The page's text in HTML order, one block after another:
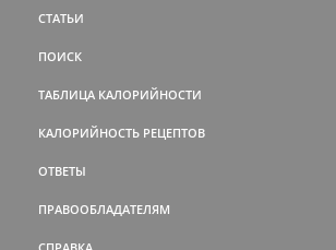
СТАТЬИ
ПОИСК
ТАБЛИЦА КАЛОРИЙНОСТИ
КАЛОРИЙНОСТЬ РЕЦЕПТОВ
ОТВЕТЫ
ПРАВООБЛАДАТЕЛЯМ